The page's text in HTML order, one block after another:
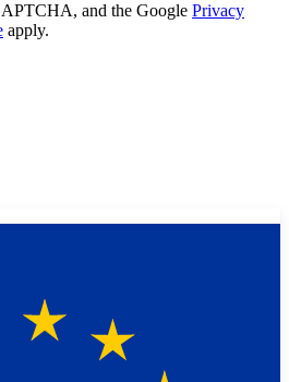
and the Google Privacy
apply.